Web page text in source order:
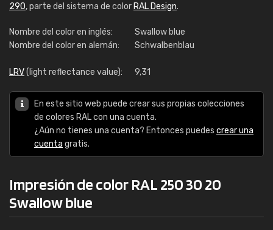
290, parte del sistema de color RAL Design.
Nombre del color en inglés:
Swallow blue
Nombre del color en alemán:
Schwalbenblau
LRV(light reflectance value): 9,31
En este sitio web puede crear sus propias colecciones
de colores RAL con una cuenta.
¿Aún no tienes una cuenta? Entonces puedes crear una
cuenta gratis.
Impresión de color RAL 250 30 20
Swallow blue